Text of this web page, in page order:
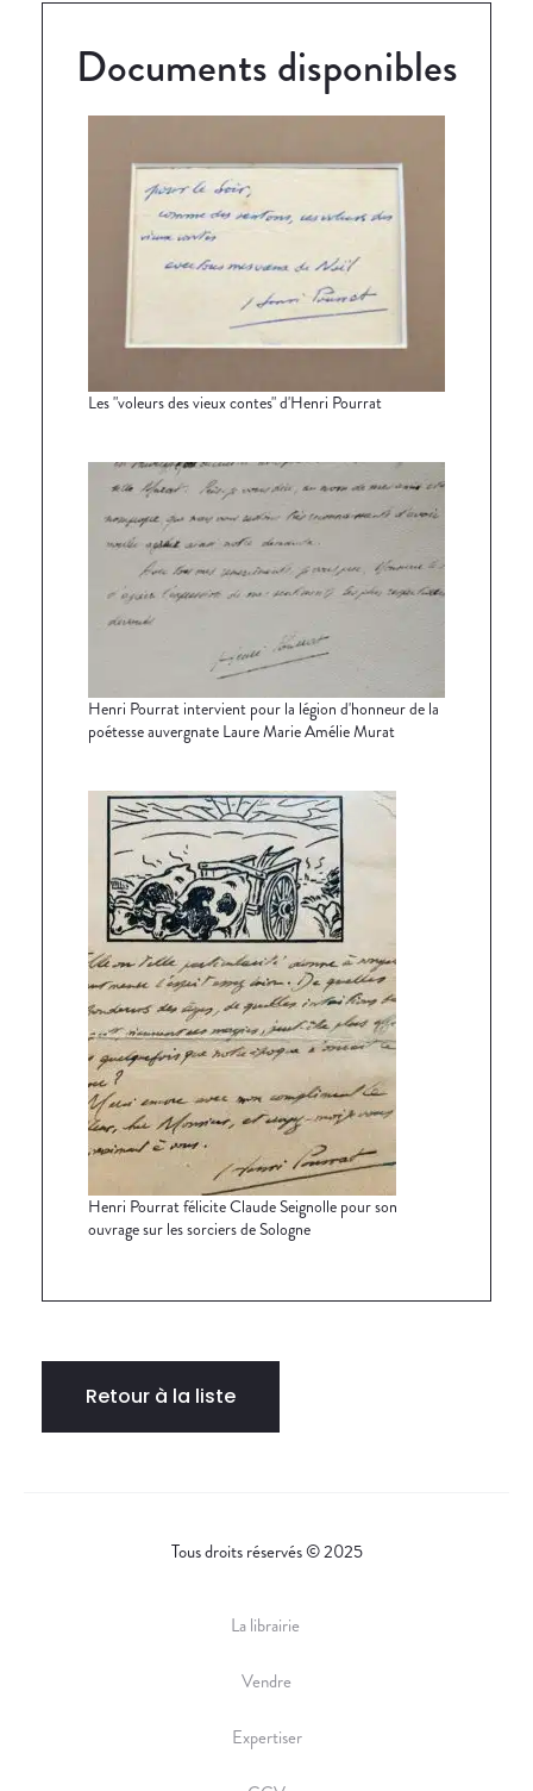
Documents disponibles
Les "voleurs des vieux contes" d'Henri Pourrat
Henri Pourrat intervient pour la légion d'honneur de la
poétesse auvergnate Laure Marie Amélie Murat
Henri Pourrat félicite Claude Seignolle pour son
ouvrage sur les sorciers de Sologne
Retour à la liste
Tous droits réservés © 2025
La librairie
Vendre
Expertiser